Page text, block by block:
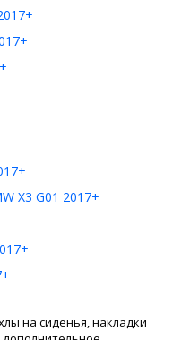
X3 G01 2017+
на сиденья, накладки